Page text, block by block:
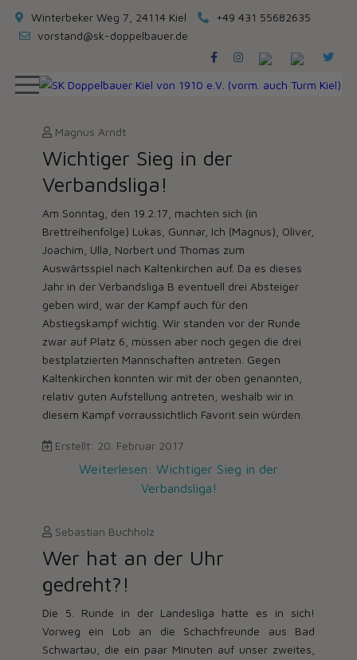
Winterbeker Weg 7, 24114 Kiel
+49 431 55682635
vorstand@sk-doppelbauer.de
Magnus Arndt
Wichtiger Sieg in der
Verbandsliga!
Am Sonntag, den 19.2.17, machten sich (in
Brettreihenfolge) Lukas, Gunnar, Ich (Magnus), Oliver,
Joachim, Ulla, Norbert und Thomas zum
Auswärtsspiel nach Kaltenkirchen auf. Da es dieses
Jahr in der Verbandsliga B eventuell drei Absteiger
geben wird, war der Kampf auch für den
Abstiegskampf wichtig. Wir standen vor der Runde
zwar auf Platz 6, müssen aber noch gegen die drei
bestplatzierten Mannschaften antreten. Gegen
Kaltenkirchen konnten wir mit der oben genannten,
relativ guten Aufstellung antreten, weshalb wir in
diesem Kampf vorraussichtlich Favorit sein würden.
Erstellt: 20. Februar 2017
Weiterlesen: Wichtiger Sieg in der
Verbandsliga!
Sebastian Buchholz
Wer hat an der Uhr
gedreht?!
Die 5. Runde in der Landesliga hatte es in sich!
Vorweg ein Lob an die Schachfreunde aus Bad
Schwartau, die ein paar Minuten auf unser zweites,